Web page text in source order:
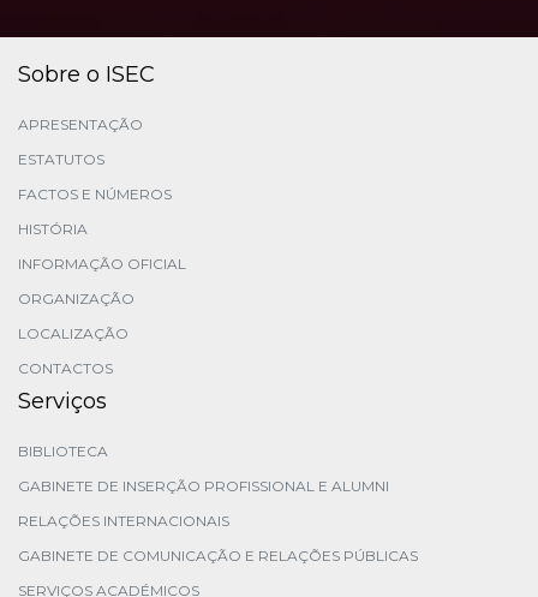
Sobre o ISEC
APRESENTAÇÃO
ESTATUTOS
FACTOS E NÚMEROS
HISTÓRIA
INFORMAÇÃO OFICIAL
ORGANIZAÇÃO
LOCALIZAÇÃO
CONTACTOS
Serviços
BIBLIOTECA
GABINETE DE INSERÇÃO PROFISSIONAL E ALUMNI
RELAÇÕES INTERNACIONAIS
GABINETE DE COMUNICAÇÃO E RELAÇÕES PÚBLICAS
SERVIÇOS ACADÉMICOS